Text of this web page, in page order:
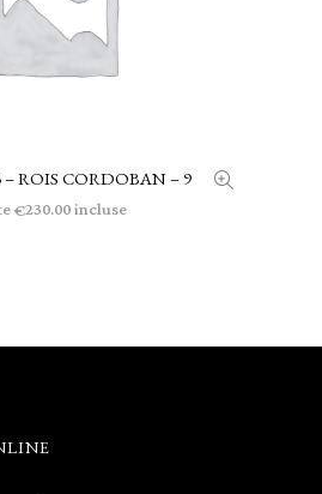
TUTTO
– ROIS CORDOBAN – 9
€230.00incluse